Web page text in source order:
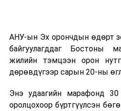
АНУ-ын Эх орончдын өдөрт
байгуулагддаг Бостоны
жилийн тэмцээн орон
дөрөвдүгээр сарын 20-ны
Энэ удаагийн марафонд 30
оролцохоор бүртгүүлсэн